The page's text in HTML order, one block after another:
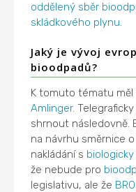
oddělený sběr
skládkového plynu.
Jaký je vývoj
bioodpadů?
K tomuto tématu měl
Amlinger.
shrnout následovně.
na návrhu směrnice
nakládání s
že nebude pro
legislativu, ale že BRO